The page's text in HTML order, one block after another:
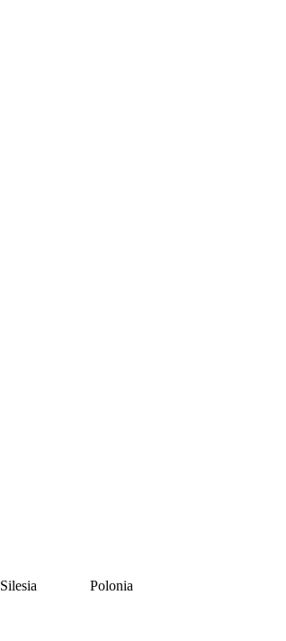
Silesia Polonia